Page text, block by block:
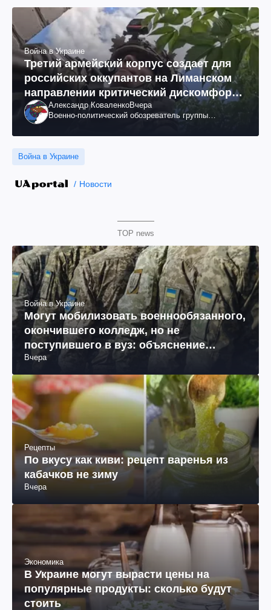
Война в Украине
Третий армейский корпус создает для
российских оккупантов на Лиманском
направлении критический дискомфорт:
как это удалось
Александр КоваленкоВчера
Военно-политический обозреватель группы
Война в Украине
Новости
TOP news
Война в Украине
Могут мобилизовать военнообязанного,
окончившего колледж, но не
поступившего в вуз: объяснение
юриста
Вчера
Рецепты
По вкусу как киви: рецепт варенья из
кабачков не зиму
Вчера
Экономика
В Украине могут вырасти цены на
популярные продукты: сколько будут
стоить